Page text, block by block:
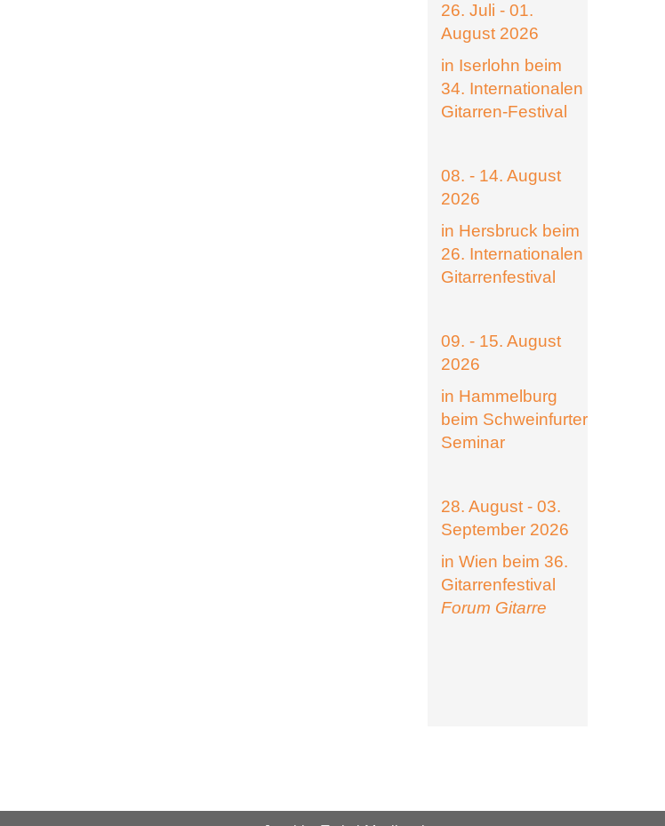
26. Juli - 01.
August 2026
in Iserlohn beim
34. Internationalen
Gitarren-Festival
08. - 14. August
2026
in Hersbruck beim
26. Internationalen
Gitarrenfestival
09. - 15. August
2026
in Hammelburg
beim Schweinfurter
Seminar
28. August - 03.
September 2026
in Wien beim 36.
Gitarrenfestival
Forum Gitarre